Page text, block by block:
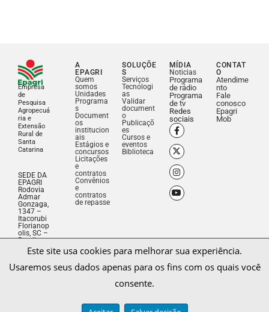
Empresa
de
Pesquisa
Agropecuá
ria e
Extensão
Rural de
Santa
Catarina
SEDE DA
EPAGRI
Rodovia
Admar
Gonzaga,
1347 –
Itacorubi
Florianop
olis, SC –
Brasil –
CEP
88034-
Fone: (48)
A
EPAGRI
Quem
somos
Unidades
Programa
s
Document
os
institucion
ais
Estágios e
concursos
Licitações
e
contratos
Convênios
e
contratos
de repasse
SOLUÇÕE
S
Serviços
Tecnologi
as
Validar
document
o
Publicaçõ
es
Cursos e
eventos
Biblioteca
MÍDIA
Noticias
Programa
de rádio
Programa
de tv
Redes
sociais
CONTAT
O
Atendime
nto
Fale
conosco
Epagri
Mob
Este site usa cookies para melhorar sua experiência.
Usaremos seus dados apenas para os fins com os quais você
Saiba mais sobre nossa Política de Privacidade.